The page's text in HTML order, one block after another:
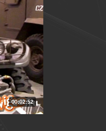
00:02:52